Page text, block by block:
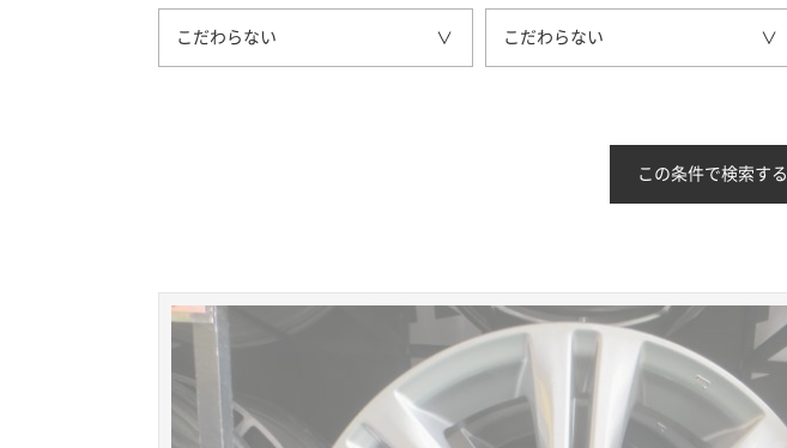
こだわらない こだわらない
この条件で検索する